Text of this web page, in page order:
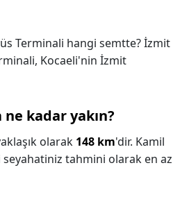
Terminali hangi semtte? İzmit
Kocaeli'nin İzmit
kadar yakın?
olarak 148 km'dir. Kamil
seyahatiniz tahmini olarak en az